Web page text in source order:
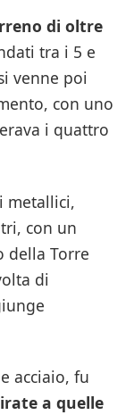
di oltre
tra i 5 e
venne poi
con uno
i quattro
metallici,
con un
della Torre
di
acciaio, fu
a quelle